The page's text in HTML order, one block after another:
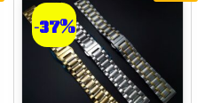
-37%